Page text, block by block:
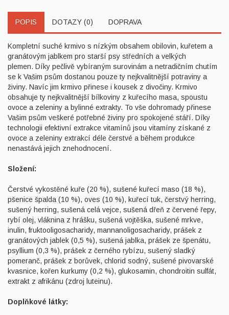
POPIS DOTAZY (0) DOPRAVA
Kompletní suché krmivo s nízkým obsahem obilovin, kuřetem a
granátovým jablkem pro starší psy středních a velkých
plemen. Díky pečlivě vybíraným surovinám a netradičním chutím
se k Vašim psům dostanou pouze ty nejkvalitnější potraviny a
živiny. Navíc jim krmivo přinese i kousek z divočiny. Krmivo
obsahuje ty nejkvalitnější bílkoviny z kuřecího masa, spoustu
ovoce a zeleniny a bylinné extrakty. To vše dohromady přinese
Vašim psům veškeré potřebné živiny pro spokojené stáří. Díky
technologii efektivní extrakce vitamínů jsou vitamíny získané z
ovoce a zeleniny extrakcí déle čerstvé a během produkce
nenastává jejich znehodnocení.
Složení:
Čerstvé vykostěné kuře (20 %), sušené kuřecí maso (18 %),
pšenice špalda (10 %), oves (10 %), kuřecí tuk, čerstvý herring,
sušený herring, sušená celá vejce, sušená dřeň z červené řepy,
rybí olej, vláknina z hrášku, sušená vojtěška, sušené mrkve,
inulin, fruktooligosacharidy, mannanoligosacharidy, prášek z
granátových jablek (0,5 %), sušená jablka, prášek ze špenátu,
psyllium (0,3 %), prášek z černého rybízu, sušený sladký
pomeranč, prášek z borůvek, chlorid sodný, sušené pivovarské
kvasnice, kořen kurkumy (0,2 %), glukosamin, chondroitin sulfát,
extrakt z afrikánu (zdroj luteinu).
Doplňkové látky: